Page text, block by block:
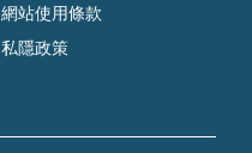
網站使用條款
私隱政策